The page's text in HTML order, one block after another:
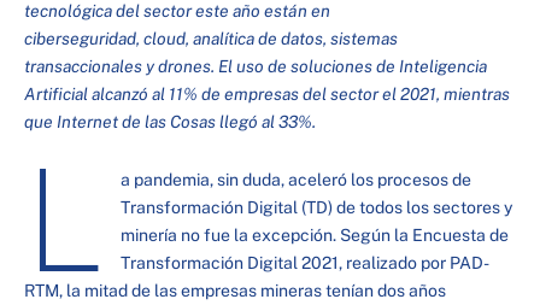
tecnológica del sector este año están en
ciberseguridad, cloud, analítica de datos, sistemas
transaccionales y drones. El uso de soluciones de Inteligencia
Artificial alcanzó al 11% de empresas del sector el 2021, mientras
que Internet de las Cosas llegó al 33%.
L
a pandemia, sin duda, aceleró los procesos de
Transformación Digital (TD) de todos los sectores y
minería no fue la excepción. Según la Encuesta de
Transformación Digital 2021, realizado por PAD-
RTM, la mitad de las empresas mineras tenían dos años